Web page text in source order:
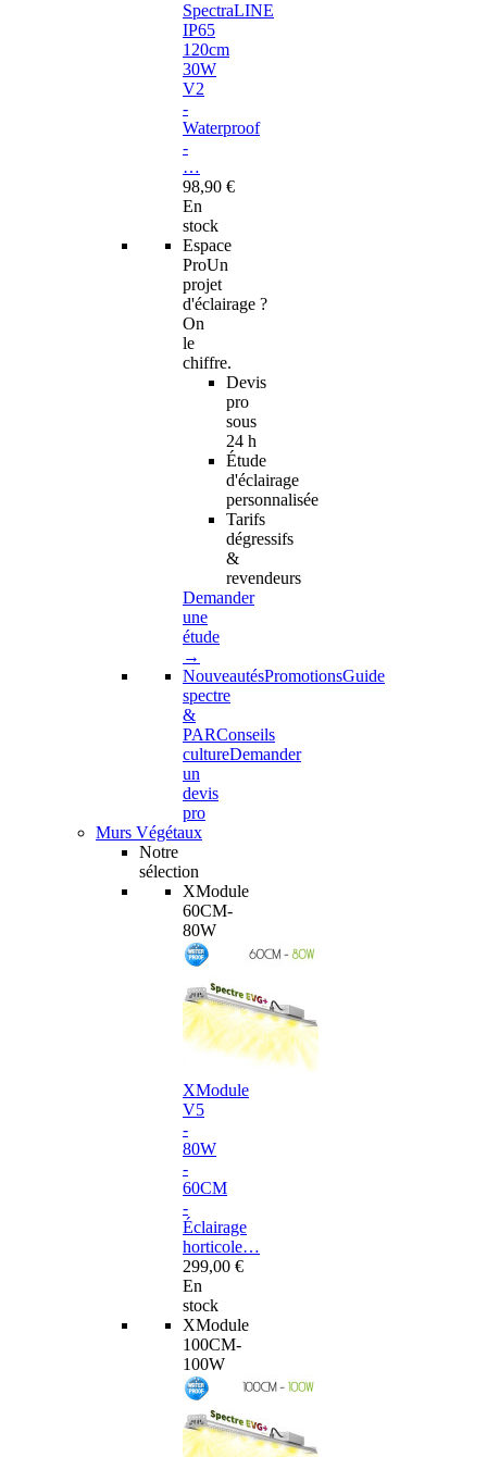
SpectraLINE
IP65
120cm
30W
V2
-
Waterproof
-
…
98,90 €
En
stock
Espace
ProUn
projet
d'éclairage ?
On
le
chiffre.
Devis
pro
sous
24 h
Étude
d'éclairage
personnalisée
Tarifs
dégressifs
&
revendeurs
Demander
une
étude
→
NouveautésPromotionsGuide
spectre
&
PARConseils
cultureDemander
un
devis
pro
Murs Végétaux
Notre
sélection
XModule
60CM-
80W
XModule
V5
-
80W
-
60CM
-
Éclairage
horticole…
299,00 €
En
stock
XModule
100CM-
100W